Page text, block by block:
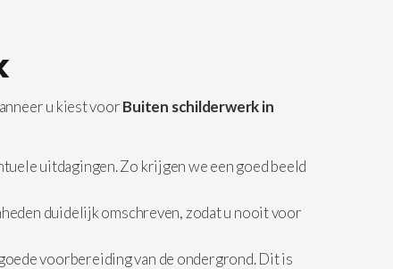
u kiest voorBuiten schilderwerk in
uitdagingen. Zo krijgen we een goed beeld
duidelijk omschreven, zodat u nooit voor
voorbereiding van de ondergrond. Dit is